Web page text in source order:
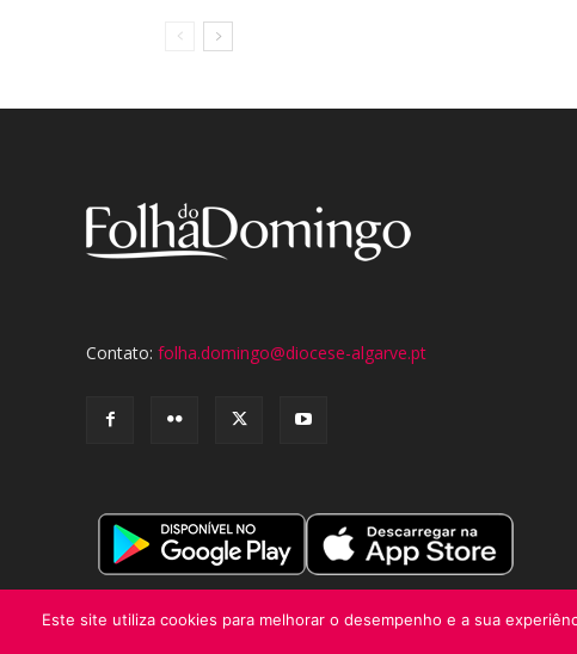
Contato: folha.domingo@diocese-algarve.pt
Este site utiliza cookies para melhorar o desempenho e a sua